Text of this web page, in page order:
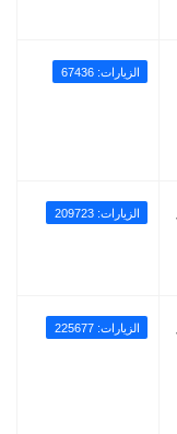
الزيارات: 67436
الزيارات: 209723
الزيارات: 225677